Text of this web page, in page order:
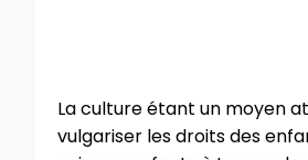
La culture étant un moyen
vulgariser les droits des